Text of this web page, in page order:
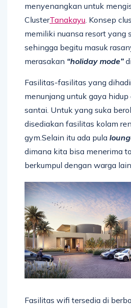
menyenangkan untuk
ClusterTanakayu . Konsep
memiliki nuansa resort yang
sehingga begitu masuk
merasakan “holiday mode”
Fasilitas-fasilitas yang
menunjang untuk gaya
santai. Untuk yang suka
disediakan fasilitas kolam
gym.Selain itu ada pula
dimana kita bisa menerima
berkumpul dengan warga lain.
Fasilitas wifi tersedia di